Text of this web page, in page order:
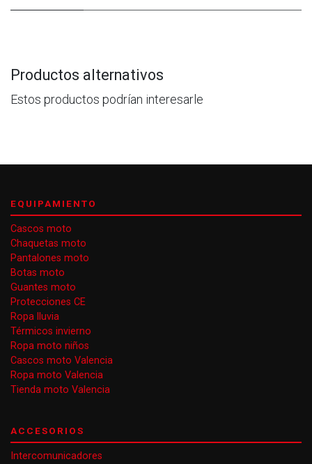
Productos alternativos
Estos productos podrían interesarle
EQUIPAMIENTO
Cascos moto
Chaquetas moto
Pantalones moto
Botas moto
Guantes moto
Protecciones CE
Ropa lluvia
Térmicos invierno
Ropa moto niños
Cascos moto Valencia
Ropa moto Valencia
Tienda moto Valencia
ACCESORIOS
Intercomunicadores